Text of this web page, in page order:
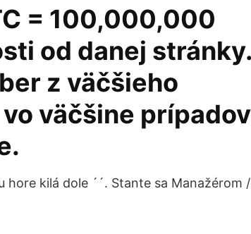
= 100,000,000
od danej stránky.
z väčšieho
väčšine prípadov
hore kilá dole ´´. Stante sa Manažérom /